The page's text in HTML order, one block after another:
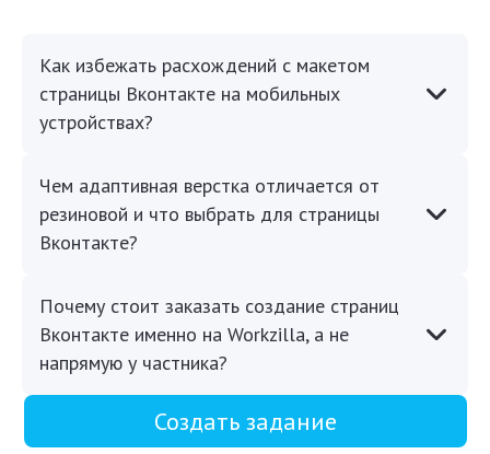
Как избежать расхождений с макетом
страницы Вконтакте на мобильных
устройствах?
Чем адаптивная верстка отличается от
резиновой и что выбрать для страницы
Вконтакте?
Почему стоит заказать создание страниц
Вконтакте именно на Workzilla, а не
напрямую у частника?
Создать задание